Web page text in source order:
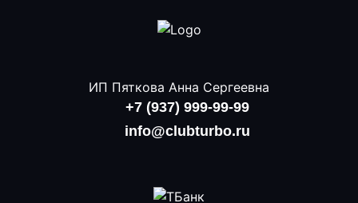
ИП Пяткова Анна Сергеевна
+7 (937) 999-99-99
info@clubturbo.ru